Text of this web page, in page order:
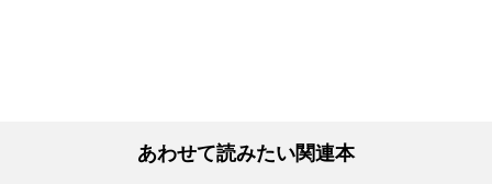
あわせて読みたい関連本